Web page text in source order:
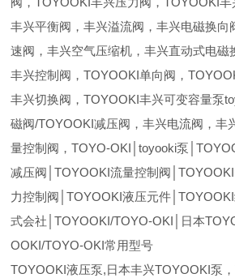
丰兴平衡阀，丰兴溢流阀，丰兴电磁换向
速阀，丰兴空气压缩机，丰兴直动式电磁
丰兴控制阀，TOYOOKI单向阀，
丰兴切换阀，TOYOOKI丰兴可变容量泵
磁阀/TOYOOKI减压阀，丰兴电流阀，丰
量控制阀，TOYO-OKI│toyooki泵
减压阀│TOYOOKI流量控制阀
力控制阀│TOYOOKI液压元件
式会社│TOYOOKI/TOYO-OKI│日本
OOKI/TOYO-OKI常用型号
TOYOOKI液压泵,日本丰兴TOYOOKI泵